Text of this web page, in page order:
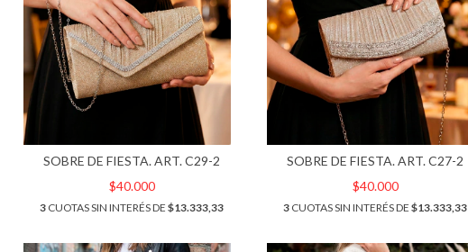
SOBRE DE FIESTA. ART. C29-2
$40.000
3 CUOTAS SIN INTERÉS DE$13.333,33
SOBRE DE FIESTA. ART. C27-2
$40.000
3 CUOTAS SIN INTERÉS DE$13.333,33